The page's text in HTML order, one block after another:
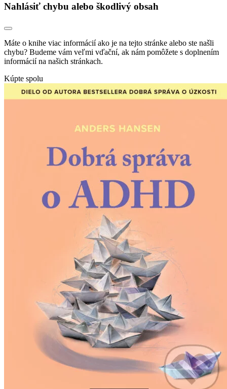
Nahlásiť chybu alebo škodlivý obsah
Máte o knihe viac informácií ako je na tejto stránke alebo ste našli
chybu? Budeme vám veľmi vďační, ak nám pomôžete s doplnením
informácií na našich stránkach.
Kúpte spolu